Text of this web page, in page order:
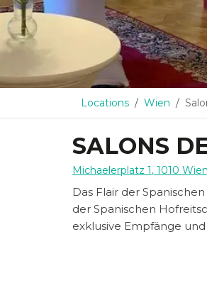
Locations Wien
SALONS
Michaelerplatz 1, 1010 Wien
Das Flair der
der Spanischen
exklusive Empfänge